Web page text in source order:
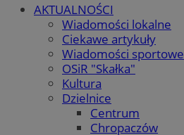
AKTUALNOŚCI
Wiadomości lokalne
Ciekawe artykuły
Wiadomości sportowe
OSiR "Skałka"
Kultura
Dzielnice
Centrum
Chropaczów